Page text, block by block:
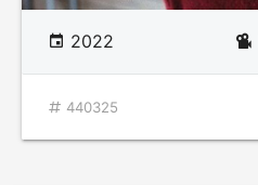
2022
440325